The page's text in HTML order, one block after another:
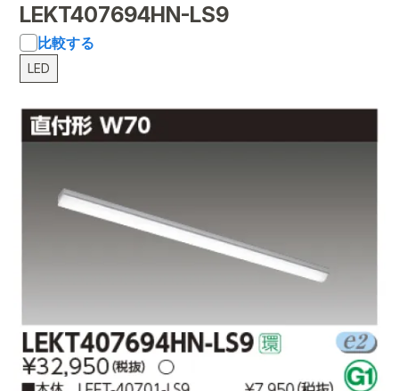
LEKT407694HN-LS9
比較する
LED